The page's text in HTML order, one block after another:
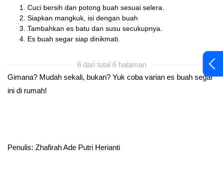
Cuci bersih dan potong buah sesuai selera.
Siapkan mangkuk, isi dengan buah
Tambahkan es batu dan susu secukupnya.
Es buah segar siap dinikmati.
6 dari total 6 halaman
Gimana? Mudah sekali, bukan? Yuk coba varian es buah segar
ini di rumah!
Penulis: Zhafirah Ade Putri Herianti